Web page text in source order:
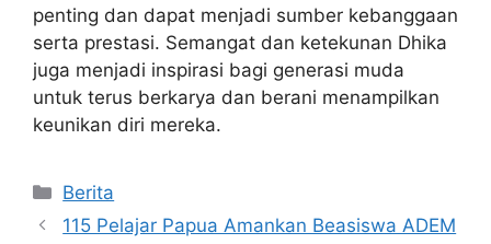
penting dan dapat menjadi sumber kebanggaan
serta prestasi. Semangat dan ketekunan Dhika
juga menjadi inspirasi bagi generasi muda
untuk terus berkarya dan berani menampilkan
keunikan diri mereka.
Kategori
Berita
115 Pelajar Papua Amankan Beasiswa ADEM